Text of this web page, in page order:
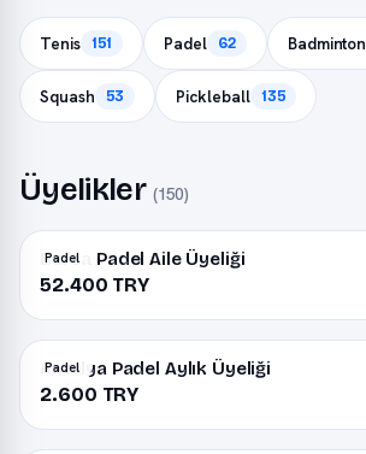
Tenis 151 Padel 62 Badminton
Squash 53 Pickleball 135
Üyelikler (150)
Padel
Bursa Padel Aile Üyeliği
52.400 TRY
Padel
Antalya Padel Aylık Üyeliği
2.600 TRY